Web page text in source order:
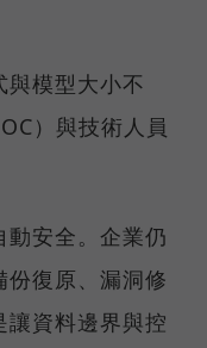
模型大小不
）與技術人員
安全。企業仍
復原、漏洞修
資料邊界與控